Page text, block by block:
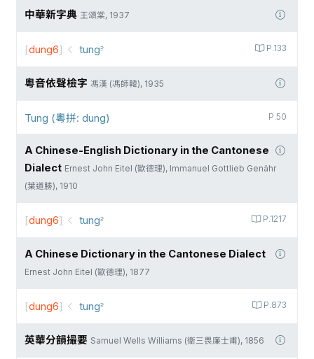
中華新字典 王頌棠, 1937
P.133
[dung6] tung꜅
粵音依聲檢字 馮漢 (馮師韓), 1935
P.50
Tung (粵拼: dung)
A Chinese-English Dictionary in the Cantonese
Dialect Ernest John Eitel (歐德理), Immanuel Gottlieb Genähr
(葉道勝), 1910
P.1217
[dung6] tung꜅
A Chinese Dictionary in the Cantonese Dialect
Ernest John Eitel (歐德理), 1877
P.873
[dung6] tung꜅
英華分韻撮要 Samuel Wells Williams (衛三畏廉士甫), 1856